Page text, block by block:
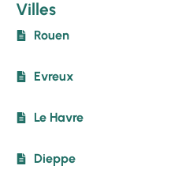
Villes
Rouen
Evreux
Le Havre
Dieppe